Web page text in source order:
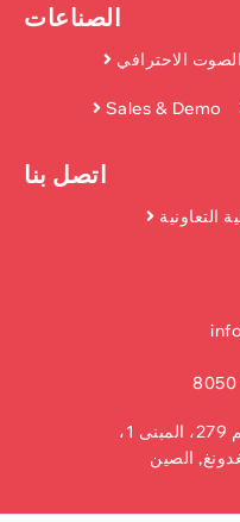
الصناعات
الصوت الاحترافي
Sales & Demo
اتصل بنا
التعاونية
عنوان: طريق شينفنغ الغربي رقم 279، المبنى 1،